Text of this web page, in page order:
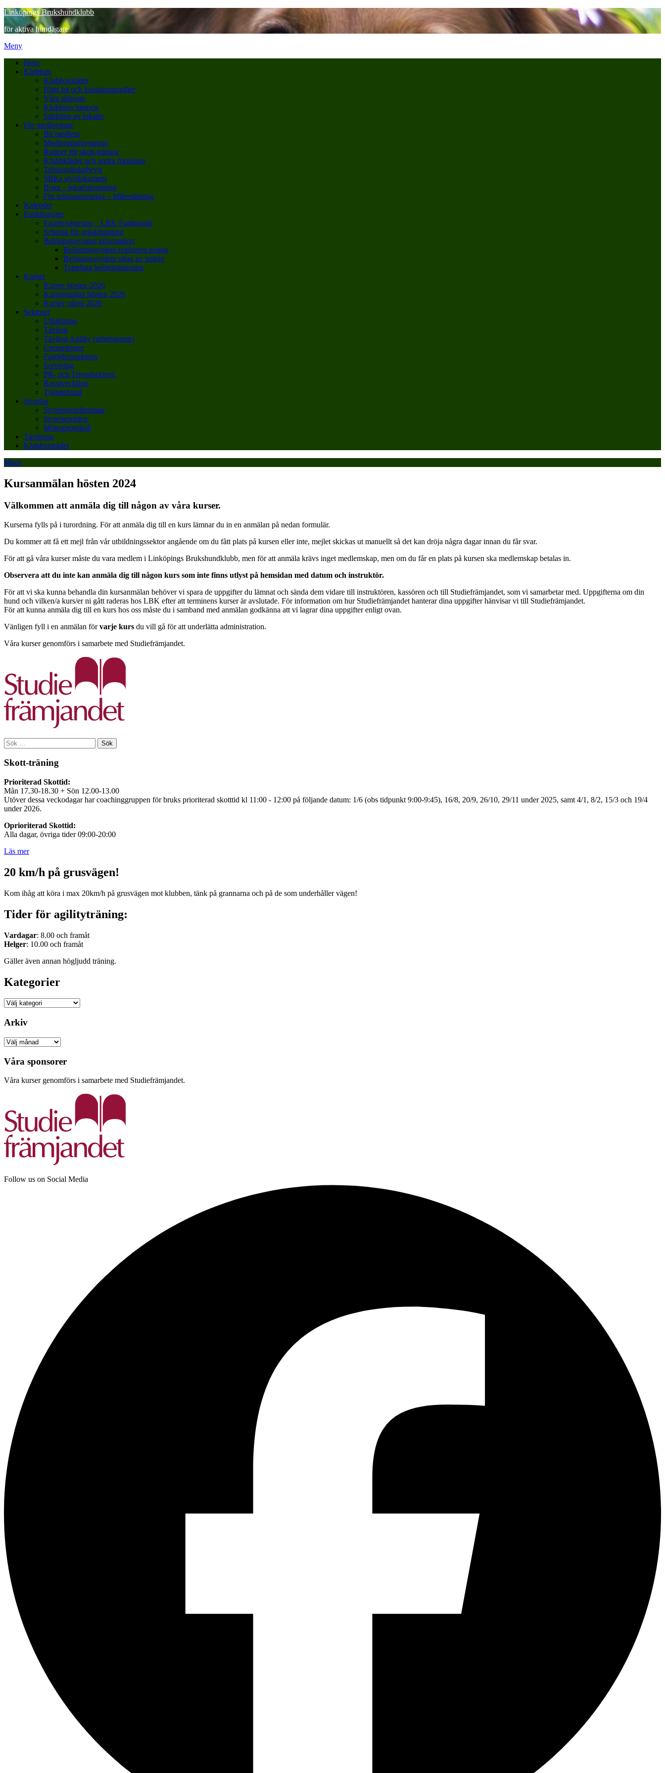
Hoppa
till
innehåll
Linköpings Brukshundklubb
för aktiva hundägare
Meny
Hem
Klubben
Klubbområdet
Hitta hit och kontaktuppgifter
Våra ekipage
Klubbens historia
Städning av lokaler
För medlemmar
Bli medlem
Medlemsinformation
Rutiner för skott-träning
Klubbkläder och andra förmåner
Träningsledarbevis
SBKs styrdokument
Boka – lokal/utrustning
För sektoransvariga – Milersättning
Kalender
Funktionärer
Facebookgrupp – LBK Funktionär
Schema för gräsklippning
Belöningssystem information
Belöningssystem registrera poäng
Belöningssystem uttag av poäng
Topplista belöningspoäng
Kurser
Kurser hösten 2026
Kursanmälan hösten 2026
Kurser våren 2026
Sektorer
Utbildning
Tävling
Tävling Agility (arbetsgrupp)
Grensektorer
Fastighetssektorn
Servering
PR- och Trivselsektorn
Rasutveckling
Tjänstehund
Styrelse
Styrelsemedlemmar
Styrelsemöten
Mötesprotokoll
Tävlingar
Klubbområdet
Meny
Kursanmälan hösten 2024
Välkommen att anmäla dig till någon av våra kurser.
Kurserna fylls på i turordning. För att anmäla dig till en kurs lämnar du in en anmälan på nedan formulär.
Du kommer att få ett mejl från vår utbildningssektor angående om du fått plats på kursen eller inte, mejlet skickas ut manuellt så det kan dröja några dagar innan du får svar.
För att gå våra kurser måste du vara medlem i Linköpings Brukshundklubb, men för att anmäla krävs inget medlemskap, men om du får en plats på kursen ska medlemskap betalas in.
Observera att du inte kan anmäla dig till någon kurs som inte finns utlyst på hemsidan med datum och instruktör.
För att vi ska kunna behandla din kursanmälan behöver vi spara de uppgifter du lämnat och sända dem vidare till instruktören, kassören och till Studiefrämjandet, som vi samarbetar med. Uppgifterna om din
hund och vilken/a kurs/er ni gått raderas hos LBK efter att terminens kurser är avslutade. För information om hur Studiefrämjandet hanterar dina uppgifter hänvisar vi till Studiefrämjandet.
För att kunna anmäla dig till en kurs hos oss måste du i samband med anmälan godkänna att vi lagrar dina uppgifter enligt ovan.
Vänligen fyll i en anmälan förvarje kurs du vill gå för att underlätta administration.
Våra kurser genomförs i samarbete med Studiefrämjandet.
Sök
efter:
Skott-träning
Prioriterad Skottid:
Mån 17.30-18.30 + Sön 12.00-13.00
Utöver dessa veckodagar har coachinggruppen för bruks prioriterad skotttid kl 11:00 - 12:00 på följande datum: 1/6 (obs tidpunkt 9:00-9:45), 16/8, 20/9, 26/10, 29/11 under 2025, samt 4/1, 8/2, 15/3 och 19/4
under 2026.
Oprioriterad Skottid:
Alla dagar, övriga tider 09:00-20:00
Läs mer
20 km/h på grusvägen!
Kom ihåg att köra i max 20km/h på grusvägen mot klubben, tänk på grannarna och på de som underhåller vägen!
Tider för agilityträning:
Vardagar: 8.00 och framåt
Helger: 10.00 och framåt
Gäller även annan högljudd träning.
Kategorier
Kategorier
Arkiv
Arkiv
Våra sponsorer
Våra kurser genomförs i samarbete med Studiefrämjandet.
Follow us on Social Media